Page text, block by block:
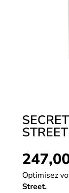
Optimisez
Street.